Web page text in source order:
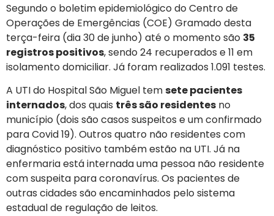
Segundo o boletim epidemiológico do Centro de
Operações de Emergências (COE) Gramado desta
terça-feira (dia 30 de junho) até o momento são 35
registros positivos, sendo 24 recuperados e 11 em
isolamento domiciliar. Já foram realizados 1.091 testes.
A UTI do Hospital São Miguel temsete pacientes
internados, dos quais três são residentes no
município (dois são casos suspeitos e um confirmado
para Covid 19). Outros quatro não residentes com
diagnóstico positivo também estão na UTI. Já na
enfermaria está internada uma pessoa não residente
com suspeita para coronavírus. Os pacientes de
outras cidades são encaminhados pelo sistema
estadual de regulação de leitos.